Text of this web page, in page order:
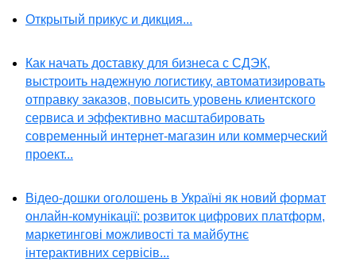
Открытый прикус и дикция...
Как начать доставку для бизнеса с СДЭК,
выстроить надежную логистику, автоматизировать
отправку заказов, повысить уровень клиентского
сервиса и эффективно масштабировать
современный интернет-магазин или коммерческий
проект...
Відео-дошки оголошень в Україні як новий формат
онлайн-комунікації: розвиток цифрових платформ,
маркетингові можливості та майбутнє
інтерактивних сервісів...